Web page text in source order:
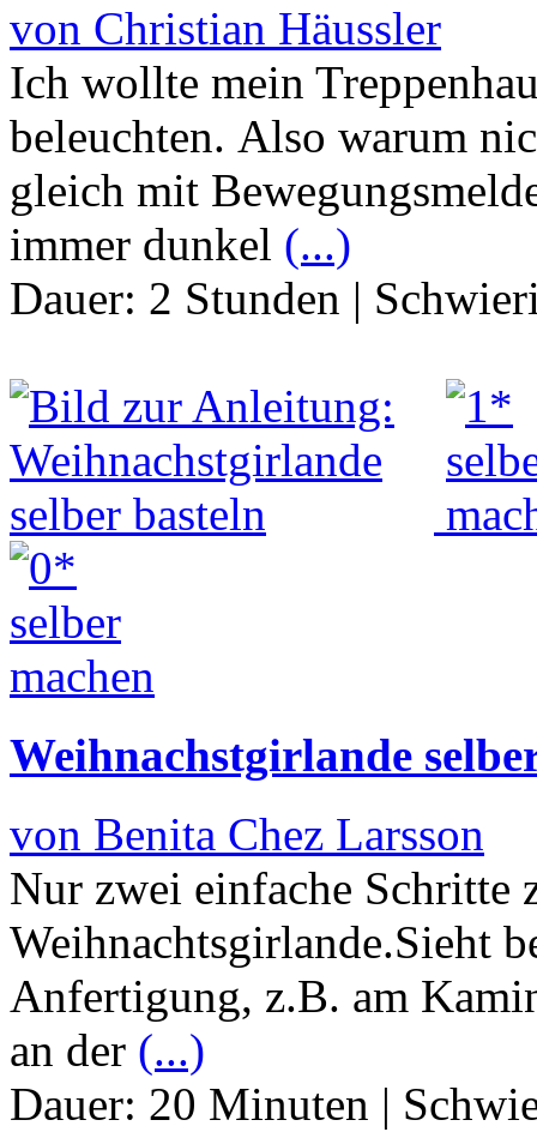
von Christian Häussler
Ich wollte mein
beleuchten. Also warum
gleich mit
immer dunkel (...)
Dauer: 2 Stunden |
Weihnachstgirlande
von Benita Chez Larsson
Nur zwei einfache Schritte
Weihnachtsgirlande.Sieht
Anfertigung, z.B. am
an der (...)
Dauer: 20 Minuten |